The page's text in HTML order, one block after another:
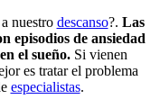
nuestro descanso?. Las
episodios de ansiedad
el sueño. Si vienen
es tratar el problema
especialistas.